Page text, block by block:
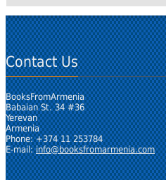
Contact Us
BooksFromArmenia
Babaian St. 34 #36
Yerevan
Armenia
Phone: +374 11 253784
E-mail:info@booksfromarmenia.com